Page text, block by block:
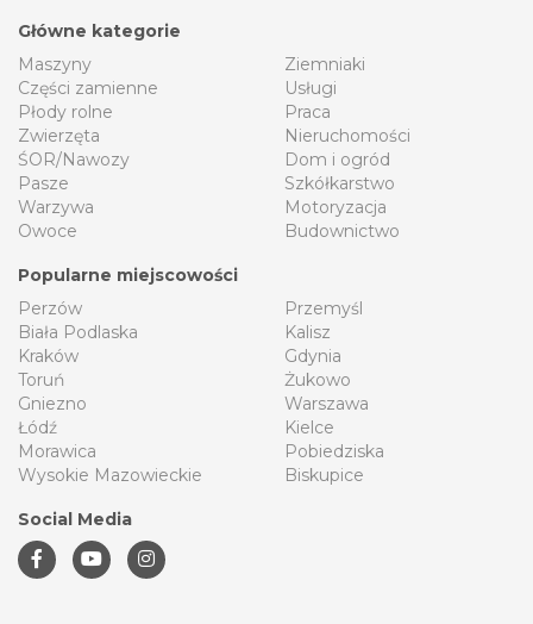
Główne kategorie
Maszyny
Części zamienne
Płody rolne
Zwierzęta
ŚOR/Nawozy
Pasze
Warzywa
Owoce
Ziemniaki
Usługi
Praca
Nieruchomości
Dom i ogród
Szkółkarstwo
Motoryzacja
Budownictwo
Popularne miejscowości
Perzów
Biała Podlaska
Kraków
Toruń
Gniezno
Łódź
Morawica
Wysokie Mazowieckie
Przemyśl
Kalisz
Gdynia
Żukowo
Warszawa
Kielce
Pobiedziska
Biskupice
Social Media